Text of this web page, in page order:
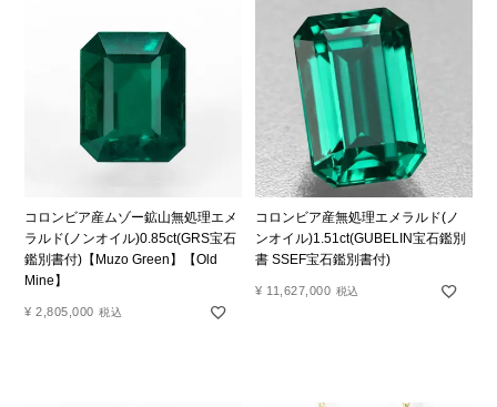
コロンビア産ムゾー鉱山無処理エメ
ラルド(ノンオイル)0.85ct(GRS宝石
鑑別書付)【Muzo Green】【Old
Mine】
¥ 2,805,000 税込
コロンビア産無処理エメラルド(ノ
ンオイル)1.51ct(GUBELIN宝石鑑別
書 SSEF宝石鑑別書付)
¥ 11,627,000 税込